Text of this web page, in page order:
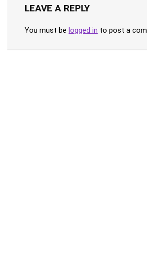
LEAVE A REPLY
You must be logged in to post a